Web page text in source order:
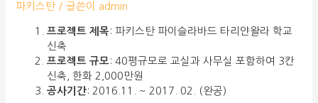
파키스탄/ 글쓴이 admin
프로젝트 제목 : 파키스탄 파이슬라바드 타리얀왈라 학교
신축
프로젝트 규모 : 40평규모로 교실과 사무실 포함하여 3칸
신축, 한화 2,000만원
공사기간: 2016.11. ~ 2017. 02. (완공)